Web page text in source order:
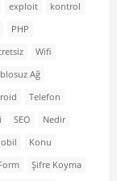
exploit
kontrol
PHP
Wifi
Ağ
Telefon
SEO
Nedir
Konu
Şifre Koyma